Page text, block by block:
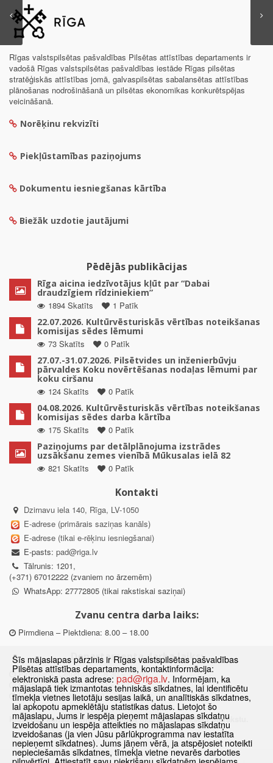
Rīgas valstspilsētas pašvaldības Pilsētas attīstības departaments ir
vadošā Rīgas valstspilsētas pašvaldības iestāde Rīgas pilsētas
stratēģiskās attīstības jomā, galvaspilsētas sabalansētas attīstības
plānošanas nodrošināšanā un pilsētas ekonomikas konkurētspējas
veicināšanā.
Norēķinu rekvizīti
Piekļūstamības paziņojums
Dokumentu iesniegšanas kārtība
Biežāk uzdotie jautājumi
Pēdējās publikācijas
Rīga aicina iedzīvotājus kļūt par “Dabai
draudzīgiem rīdziniekiem”
1894 Skatīts
1 Patīk
22.07.2026. Kultūrvēsturiskās vērtības noteikšanas
komisijas sēdes lēmumi
73 Skatīts
0 Patīk
27.07.-31.07.2026. Pilsētvides un inženierbūvju
pārvaldes Koku novērtēšanas nodaļas lēmumi par
koku ciršanu
124 Skatīts
0 Patīk
04.08.2026. Kultūrvēsturiskās vērtības noteikšanas
komisijas sēdes darba kārtība
175 Skatīts
0 Patīk
Paziņojums par detālplānojuma izstrādes
uzsākšanu zemes vienībā Mūkusalas ielā 82
821 Skatīts
0 Patīk
Kontakti
Dzirnavu iela 140, Rīga, LV-1050
E-adrese (primārais saziņas kanāls)
E-adrese (tikai e-rēķinu iesniegšanai)
E-pasts: pad@riga.lv
Tālrunis: 1201,
(+371) 67012222 (zvaniem no ārzemēm)
WhatsApp: 27772805 (tikai rakstiskai saziņai)
Zvanu centra darba laiks:
Pirmdiena – Piektdiena: 8.00 – 18.00
Departamenta darba laiks:
Pirmdiena, Ceturtdiena: 8.30 – 18.00
Otrdiena, Trešdiena: 8.30 – 17.00
Piektdiena: 8.30 – 15.00
Klātienes konsultācijas pieejamas tikai ar iepriekšēju pierakstu.
Šīs mājaslapas pārzinis ir Rīgas valstspilsētas pašvaldības
Pilsētas attīstības departaments, kontaktinformācija:
elektroniskā pasta adrese: pad@riga.lv. Informējam, ka
mājaslapā tiek izmantotas tehniskās sīkdatnes, lai identificētu
tīmekļa vietnes lietotāju sesijas laikā, un analītiskās sīkdatnes,
lai apkopotu apmeklētāju statistikas datus. Lietojot šo
mājaslapu, Jums ir iespēja pieņemt mājaslapas sīkdatņu
izveidošanu un iespēja atteikties no mājaslapas sīkdatņu
izveidošanas (ja vien Jūsu pārlūkprogramma nav iestatīta
nepieņemt sīkdatnes). Jums jāņem vērā, ja atspējosiet noteikti
nepieciešamās sīkdatnes, tīmekļa vietne nevarēs darboties